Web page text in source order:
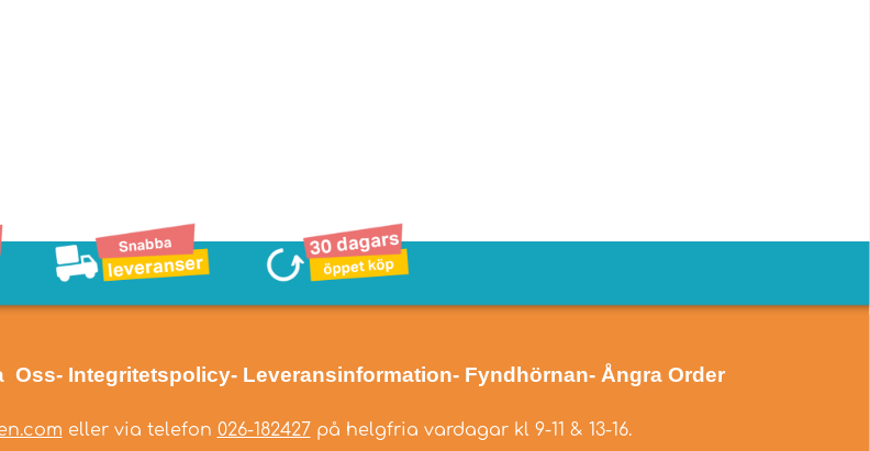
Oss- Integritetspolicy- Leveransinformation- Fyndhörnan- Ångra Order
eller via telefon 026-182427på helgfria vardagar kl 9-11 & 13-16.